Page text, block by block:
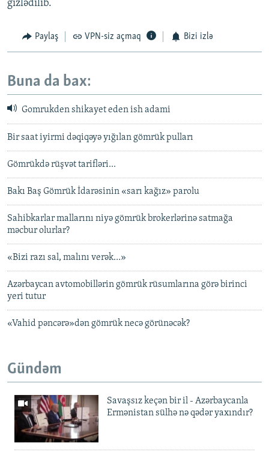
gizlədilib.
Paylaş VPN-siz açmaq Bizi izlə
Buna da bax:
Gomrukden shikayet eden ish adami
Bir saat iyirmi dəqiqəyə yığılan gömrük pulları
Gömrükdə rüşvət tarifləri...
Bakı Baş Gömrük İdarəsinin «sarı kağız» parolu
Sahibkarlar mallarını niyə gömrük brokerlərinə satmağa
məcbur olurlar?
«Bizi razı sal, malını verək…»
Azərbaycan avtomobillərin gömrük rüsumlarına görə birinci
yeri tutur
«Vahid pəncərə»dən gömrük necə görünəcək?
Gündəm
Savaşsız keçən bir il - Azərbaycanla
Ermənistan sülhə nə qədər yaxındır?